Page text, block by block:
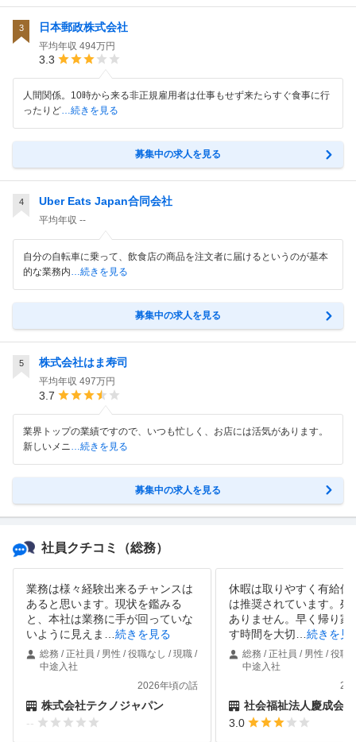
3 日本郵政株式会社
平均年収 494万円
3.3
人間関係。10時から来る非正規雇用者は仕事もせず来たらすぐ食事に行
ったりど…続きを見る
募集中の求人を見る
4 Uber Eats Japan合同会社
平均年収 --
自分の自転車に乗って、飲食店の商品を注文者に届けるというのが基本
的な業務内…続きを見る
募集中の求人を見る
5 株式会社はま寿司
平均年収 497万円
3.7
業界トップの業績ですので、いつも忙しく、お店には活気があります。
新しいメニ
…続きを見る
募集中の求人を見る
社員クチコミ （総務）
業務は様々経験出来るチャンスは
あると思います。現状を鑑みる
と、本社は業務に手が回っていな
いように見えま
続きを見る
総務 / 正社員 / 男性 / 役職なし / 現職 /
中途入社
2026年頃の話
株式会社テクノジャパン
--
休暇は取りやすく有給休
は推奨されています。残
ありません。早く帰り家
す時間を大切
続きを見
総務 / 正社員 / 男性 / 役職
中途入社
社会福祉法人慶成会
3.0